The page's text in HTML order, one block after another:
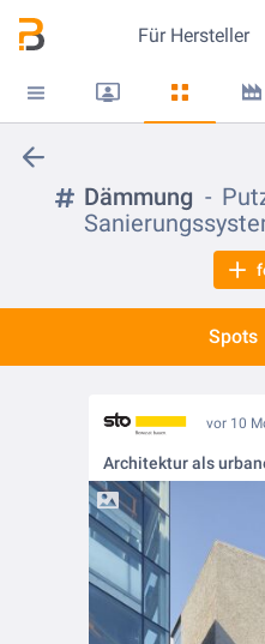
Für Hersteller
Dämmung
Spots
vor 10
Architektur als